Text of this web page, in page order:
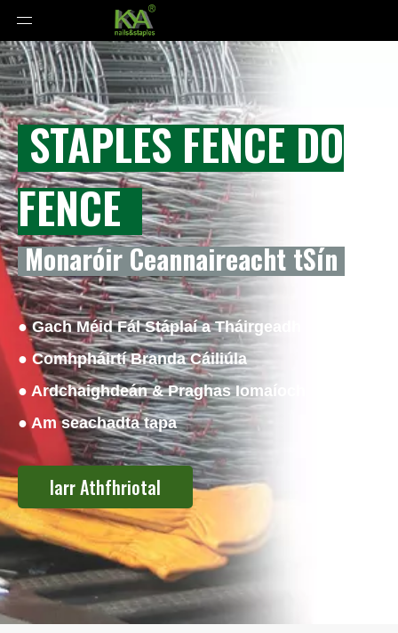
STAPLES FENCE DO
FENCE
Monaróir Ceannaireacht tSín
● Gach Méid Fál Stáplaí a Tháirgeadh
● Comhpháirtí Branda Cáiliúla
● Ardchaighdeán & Praghas Iomaíoch
● Am seachadta tapa
Iarr Athfhriotal